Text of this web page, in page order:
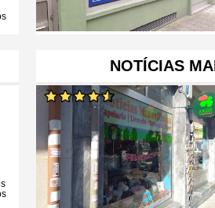
NOTÍCIAS